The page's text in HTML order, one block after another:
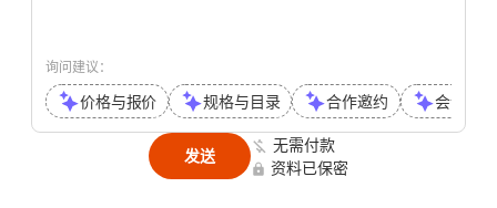
询问建议：
价格与报价 规格与目录 合作邀约 会议或
发送
无需付款
资料已保密